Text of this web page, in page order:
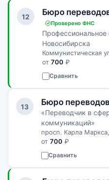
12 Бюро
Проверено ФНС
Новосибирска
Коммунистическая
от 700 ₽
Сравнить
13 Бюро
«Переводчик в
коммуникаций»
просп. Карла
от 700 ₽
Сравнить